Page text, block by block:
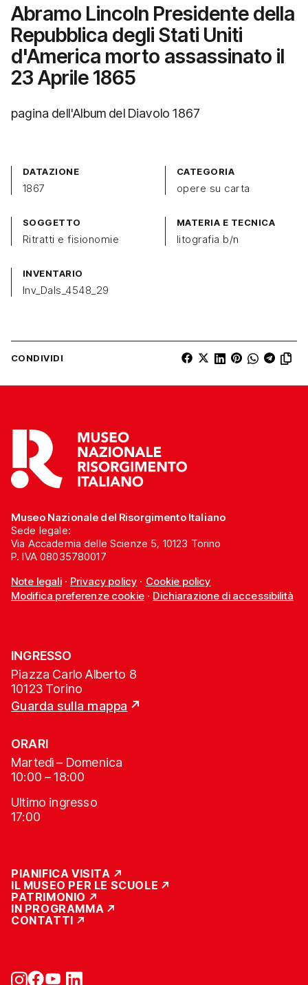
Abramo Lincoln Presidente della
Repubblica degli Stati Uniti
d'America morto assassinato il
23 Aprile 1865
pagina dell'Album del Diavolo 1867
DATAZIONE
1867
CATEGORIA
opere su carta
SOGGETTO
Ritratti e fisionomie
MATERIA E TECNICA
litografia b/n
INVENTARIO
Inv_Dals_4548_29
CONDIVIDI
Museo Nazionale del Risorgimento Italiano
Sede legale:
Via Accademia delle Scienze 5, 10123 Torino
P. IVA 08035780017
Note legali· Privacy policy · Cookie policy
Modifica preferenze cookie· Dichiarazione di accessibilità
INGRESSO
Piazza Carlo Alberto 8
10123 Torino
Guarda sulla mappa
ORARI
Martedì – Domenica
10:00 – 18:00
Ultimo ingresso
17:00
PIANIFICA VISITA
IL MUSEO PER LE SCUOLE
PATRIMONIO
IN PROGRAMMA
CONTATTI